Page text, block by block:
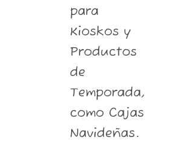
para
Kioskos y
Productos
de
Temporada,
como Cajas
Navideñas.